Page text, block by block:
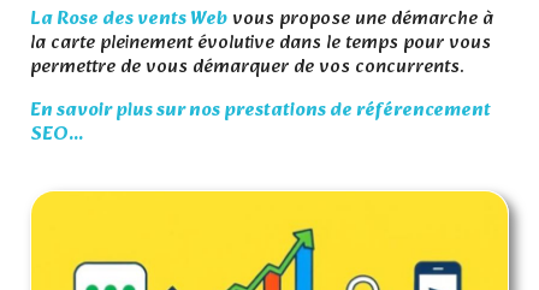
La Rose des vents Webvous propose une démarche à
la carte pleinement évolutive dans le temps pour vous
permettre de vous démarquer de vos concurrents.
En savoir plus sur nos prestations de référencement
SEO...